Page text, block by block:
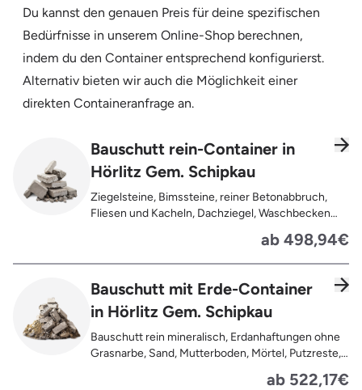
Du kannst den genauen Preis für deine spezifischen
Bedürfnisse in unserem Online-Shop berechnen,
indem du den Container entsprechend konfigurierst.
Alternativ bieten wir auch die Möglichkeit einer
direkten Containeranfrage an.
Bauschutt rein-Container in
Hörlitz Gem. Schipkau
Ziegelsteine, Bimssteine, reiner Betonabbruch,
Fliesen und Kacheln, Dachziegel, Waschbecken
Pflastersteine, Kalksand-Mauerwerk, Zement und
Putzreste
ab 498,94€
Bauschutt mit Erde-Container
in Hörlitz Gem. Schipkau
Bauschutt rein mineralisch, Erdanhaftungen ohne
Grasnarbe, Sand, Mutterboden, Mörtel, Putzreste,
ab 522,17€